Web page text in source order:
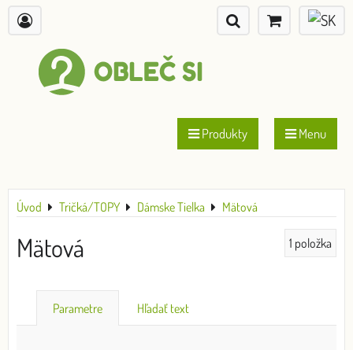
Produkty Menu
Úvod Tričká/TOPY Dámske Tielka Mätová
Mätová 1 položka
Parametre Hľadať text